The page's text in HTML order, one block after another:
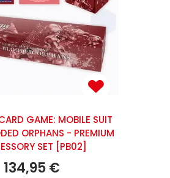
GAME: MOBILE SUIT
ORPHANS - PREMIUM
SET [PB02]
134,95 €